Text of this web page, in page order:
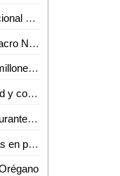
San Luis participa con orden en simulacro nacional 2026
Participan cuerpos de auxilio en Primer Simulacro Nacional
San Luis genera derrama económica de 404 millones de pesos en fin de semana largo
Reformas para exigir certificación de integridad y confiabilidad a candidatos en el 2027, evitarán que el crimen organizado infiltre posiciones
San Luis suma cuatro medallas en natación durante olimpiada nacional 2026
Se anuncian cierres viales nocturnos por obras en puente vehicular en Soledad